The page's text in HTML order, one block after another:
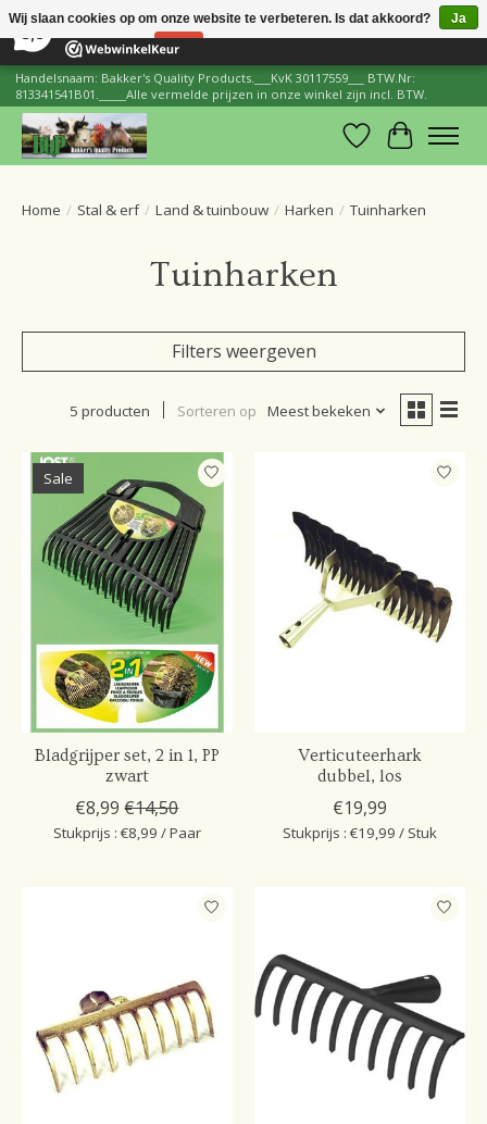
206 Reviews ×
Handelsnaam: Bakker's Quality Products.___KvK 30117559___ BTW.Nr:
813341541B01._____Alle vermelde prijzen in onze winkel zijn incl. BTW.
Verlanglijst
Home / Stal & erf / Land & tuinbouw / Harken / Tuinharken
Tuinharken
Filters weergeven
5 producten Sorteren op Meest bekeken
Sale
Bladgrijper set, 2 in 1, PP
zwart
€8,99 €14,50
Stukprijs : €8,99 / Paar
Verticuteerhark
dubbel, los
€19,99
Stukprijs : €19,99 / Stuk
Wij slaan cookies op om onze website te verbeteren. Is dat akkoord?
Ja
Nee